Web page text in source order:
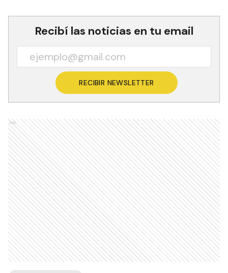
Recibí las noticias en tu email
RECIBIR NEWSLETTER
Ads